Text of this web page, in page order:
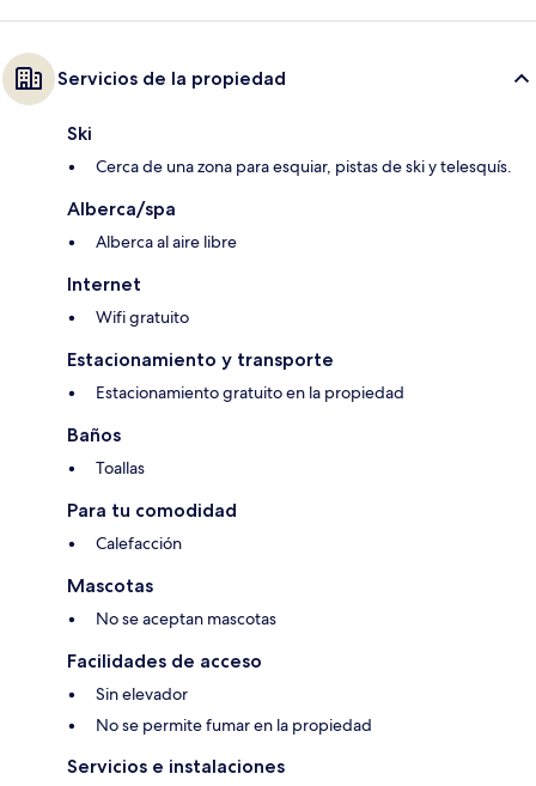
Servicios de la propiedad
Ski
Cerca de una zona para esquiar, pistas de ski y telesquís.
Alberca/spa
Alberca al aire libre
Internet
Wifi gratuito
Estacionamiento y transporte
Estacionamiento gratuito en la propiedad
Baños
Toallas
Para tu comodidad
Calefacción
Mascotas
No se aceptan mascotas
Facilidades de acceso
Sin elevador
No se permite fumar en la propiedad
Servicios e instalaciones